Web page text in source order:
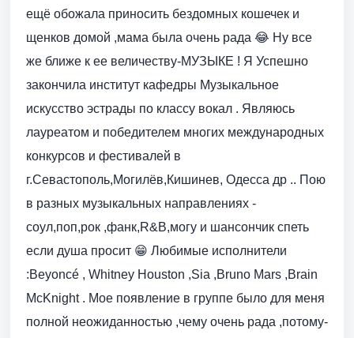
ещё обожала приносить бездомных кошечек и
щенков домой ,мама была очень рада 😂 Ну все
же ближе к ее величеству-МУЗЫКЕ ! Я Успешно
закончила институт кафедры Музыкальное
искусство эстрады по классу вокал . Являюсь
лауреатом и победителем многих международных
конкурсов и фестивалей в
г.Севастополь,Могилёв,Кишинев, Одесса др .. Пою
в разных музыкальных направлениях -
соул,поп,рок ,фанк,R&B,могу и шансончик спеть
если душа просит 😁 Любимые исполнители
:Beyoncé , Whitney Houston ,Sia ,Bruno Mars ,Brain
McKnight . Мое появление в группе было для меня
полной неожиданностью ,чему очень рада ,потому-